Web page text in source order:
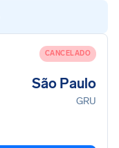
CANCELADO
São Paulo
GRU